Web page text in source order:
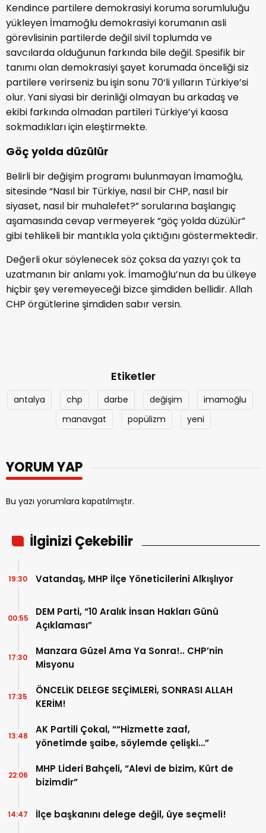
Kendince partilere demokrasiyi koruma sorumluluğu
yükleyen İmamoğlu demokrasiyi korumanın asli
görevlisinin partilerde değil sivil toplumda ve
savcılarda olduğunun farkında bile değil. Spesifik bir
tanımı olan demokrasiyi şayet korumada önceliği siz
partilere verirseniz bu işin sonu 70‘li yılların Türkiye’si
olur. Yani siyasi bir derinliği olmayan bu arkadaş ve
ekibi farkında olmadan partileri Türkiye’yi kaosa
sokmadıkları için eleştirmekte.
Göç yolda düzülür
Belirli bir değişim programı bulunmayan İmamoğlu,
sitesinde “Nasıl bir Türkiye, nasıl bir CHP, nasıl bir
siyaset, nasıl bir muhalefet?” sorularına başlangıç
aşamasında cevap vermeyerek “göç yolda düzülür”
gibi tehlikeli bir mantıkla yola çıktığını göstermektedir.
Değerli okur söylenecek söz çoksa da yazıyı çok ta
uzatmanın bir anlamı yok. İmamoğlu’nun da bu ülkeye
hiçbir şey veremeyeceği bizce şimdiden bellidir. Allah
CHP örgütlerine şimdiden sabır versin.
Etiketler
antalya chp darbe değişim
imamoğlu
manavgat
popülizm yeni
YORUM YAP
Bu yazı yorumlara kapatılmıştır.
İlginizi Çekebilir
Vatandaş, MHP İlçe Yöneticilerini Alkışlıyor
19:30
DEM Parti, “10 Aralık İnsan Hakları Günü
Açıklaması”
00:55
Manzara Güzel Ama Ya Sonra!.. CHP’nin
Misyonu
17:30
ÖNCELİK DELEGE SEÇİMLERİ, SONRASI ALLAH
KERİM!
17:35
AK Partili Çokal, ““Hizmette zaaf,
yönetimde şaibe, söylemde çelişki…”
13:48
MHP Lideri Bahçeli, “Alevi de bizim, Kürt de
bizimdir”
22:06
İlçe başkanını delege değil, üye seçmeli!
14:47